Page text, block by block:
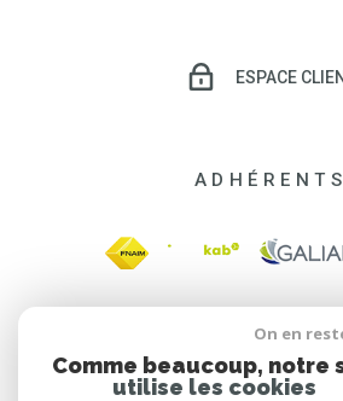
ESPACE
ADHÉRENTS
On en
Comme beaucoup, notre
utilise les cookies